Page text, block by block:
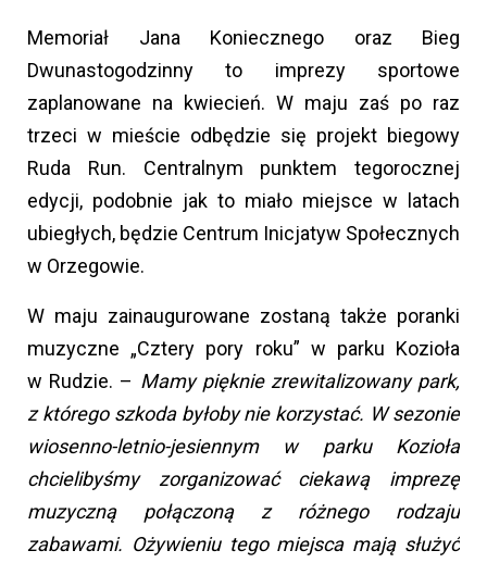
Memoriał Jana Koniecznego oraz Bieg
Dwunastogodzinny to imprezy sportowe
zaplanowane na kwiecień. W maju zaś po raz
trzeci w mieście odbędzie się projekt biegowy
Ruda Run. Centralnym punktem tegorocznej
edycji, podobnie jak to miało miejsce w latach
ubiegłych, będzie Centrum Inicjatyw Społecznych
w Orzegowie.
W maju zainaugurowane zostaną także poranki
muzyczne „Cztery pory roku” w parku Kozioła
w Rudzie. – Mamy pięknie zrewitalizowany park,
z którego szkoda byłoby nie korzystać. W sezonie
wiosenno-letnio-jesiennym w parku Kozioła
chcielibyśmy zorganizować ciekawą imprezę
muzyczną połączoną z różnego rodzaju
zabawami. Ożywieniu tego miejsca mają służyć